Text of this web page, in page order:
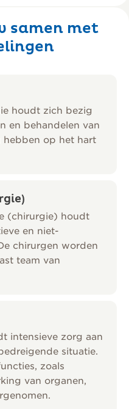
samen met
houdt zich bezig
en behandelen van
hebben op het hart
(chirurgie) houdt
en niet-
chirurgen worden
team van
intensieve zorg aan
situatie.
zoals
van organen,